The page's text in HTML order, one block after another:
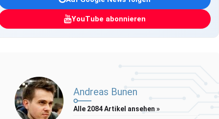
YouTube abonnieren
Andreas Bunen
Alle 2084 Artikel ansehen »